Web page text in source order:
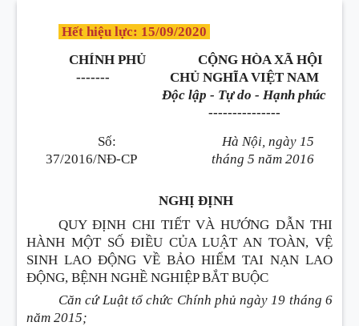
Hết hiệu lực: 15/09/2020
CHÍNH PHỦ
-------
CỘNG HÒA XÃ HỘI
CHỦ NGHĨA VIỆT NAM
Độc lập - Tự do - Hạnh phúc
---------------
Số:
37/2016/NĐ-CP
Hà Nội, ngày 15
tháng 5 năm 2016
NGHỊ ĐỊNH
QUY ĐỊNH CHI TIẾT VÀ HƯỚNG DẪN THI
HÀNH MỘT SỐ ĐIỀU CỦA LUẬT AN TOÀN, VỆ
SINH LAO ĐỘNG VỀ BẢO HIỂM TAI NẠN LAO
ĐỘNG, BỆNH NGHỀ NGHIỆP BẮT BUỘC
Căn cứ Luật tổ chức Chính phủ ngày 19 tháng 6
năm 2015;